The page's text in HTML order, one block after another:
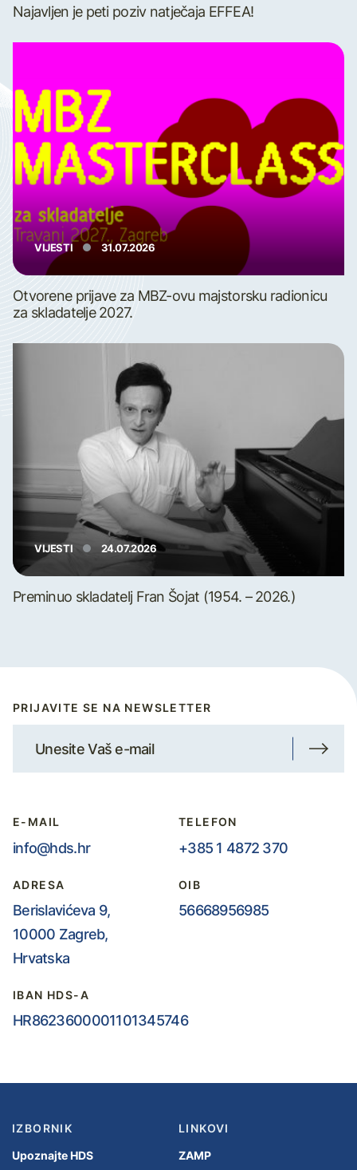
Najavljen je peti poziv natječaja EFFEA!
VIJESTI 31.07.2026
Otvorene prijave za MBZ-ovu majstorsku radionicu
za skladatelje 2027.
VIJESTI 24.07.2026
Preminuo skladatelj Fran Šojat (1954. – 2026.)
PRIJAVITE SE NA NEWSLETTER
E-MAIL
info@hds.hr
TELEFON
+385 1 4872 370
ADRESA
Berislavićeva 9,
10000 Zagreb,
Hrvatska
OIB
56668956985
IBAN HDS-A
HR8623600001101345746
IZBORNIK
Upoznajte HDS
LINKOVI
ZAMP